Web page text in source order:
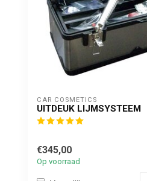
CAR COSMETICS
UITDEUK LIJMSYSTEEM
€345,00
Op voorraad